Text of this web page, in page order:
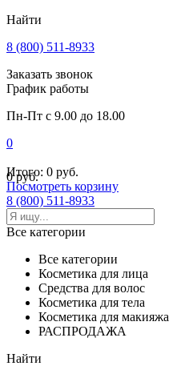
Найти
8 (800) 511-8933
Заказать звонок
График работы
Пн-Пт с 9.00 до 18.00
0
0 руб.
Итого: 0 руб.
Посмотреть корзину
8 (800) 511-8933
Все категории
Все категории
Косметика для лица
Средства для волос
Косметика для тела
Косметика для макияжа
РАСПРОДАЖА
Найти